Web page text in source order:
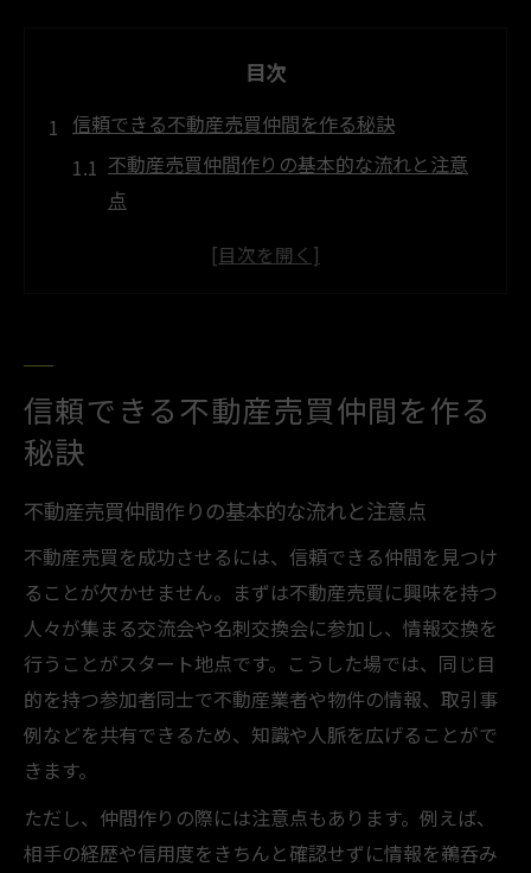
目次
信頼できる不動産売買仲間を作る秘訣
不動産売買仲間作りの基本的な流れと注意
点
安心して相談できる不動産売買仲間の特徴
不動産売買人脈の広げ方と名刺交換会の活
用法
不動産売買の成功は仲間選びで決まる理由
不動産売買における仲間選びの重要性と実
例
なぜ不動産売買は信頼できる仲間が必要な
のか
不動産売買成功の秘訣は人脈の質にあり
交流会や人脈が不動産売買に与える影響と
仲間がいることでトラブル回避できる理由
安心取引が叶う不動産売買人脈の築き方
信頼できる不動産売買仲間を作る
秘訣
不動産売買仲間作りの基本的な流れと注意点
不動産売買を成功させるには、信頼できる仲間を見つけ
ることが欠かせません。まずは不動産売買に興味を持つ
人々が集まる交流会や名刺交換会に参加し、情報交換を
行うことがスタート地点です。こうした場では、同じ目
的を持つ参加者同士で不動産業者や物件の情報、取引事
例などを共有できるため、知識や人脈を広げることがで
きます。
ただし、仲間作りの際には注意点もあります。例えば、
相手の経歴や信用度をきちんと確認せずに情報を鵜呑み